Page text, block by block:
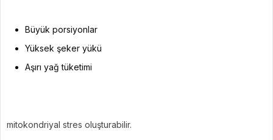
Büyük porsiyonlar
Yüksek şeker yükü
Aşırı yağ tüketimi
mitokondriyal stres oluşturabilir.